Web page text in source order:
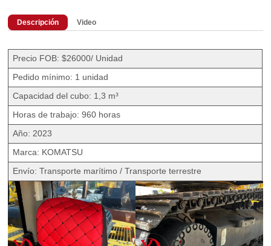
Descripción Video
Precio FOB: $26000/ Unidad
Pedido mínimo: 1 unidad
Capacidad del cubo: 1,3 m³
Horas de trabajo: 960 horas
Año: 2023
Marca: KOMATSU
Envío: Transporte marítimo / Transporte terrestre